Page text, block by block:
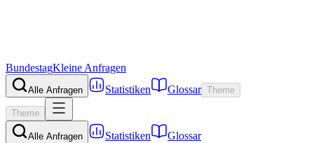
BundestagKleine Anfragen
Alle Anfragen Statistiken Glossar Theme
Theme
Alle Anfragen Statistiken
Glossar